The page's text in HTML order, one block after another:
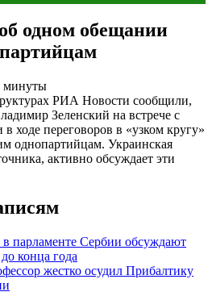
одном обещании
минуты
РИА Новости сообщили,
Зеленский на встрече с
ходе переговоров в «узком кругу»
однопартийцам. Украинская
активно обсуждает эти
в парламенте Сербии обсуждают
конца года
жестко осудил Прибалтику